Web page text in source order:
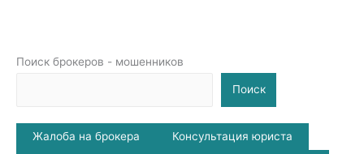
Поиск брокеров - мошенников
Поиск
Жалоба на брокера Консультация юриста